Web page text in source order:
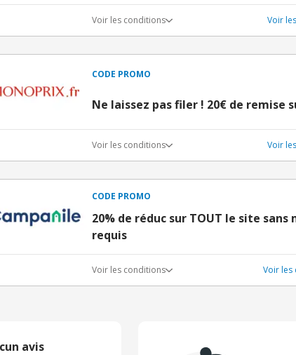
Voir les conditions Voir
CODE PROMO
Ne laissez pas filer ! 20€ de remise
Voir les conditions Voir
CODE PROMO
20% de réduc sur TOUT le site
requis
Voir les conditions Voir les
avis